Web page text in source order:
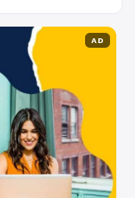
AD